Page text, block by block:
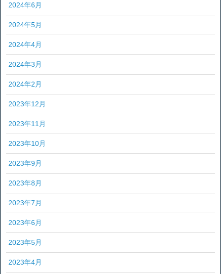
2024年6月
2024年5月
2024年4月
2024年3月
2024年2月
2023年12月
2023年11月
2023年10月
2023年9月
2023年8月
2023年7月
2023年6月
2023年5月
2023年4月